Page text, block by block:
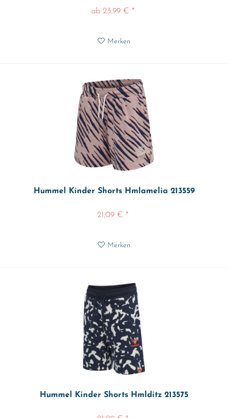
ab 23,99 € *
Merken
Hummel Kinder Shorts Hmlamelia 213559
21,09 € *
Merken
Hummel Kinder Shorts Hmlditz 213575